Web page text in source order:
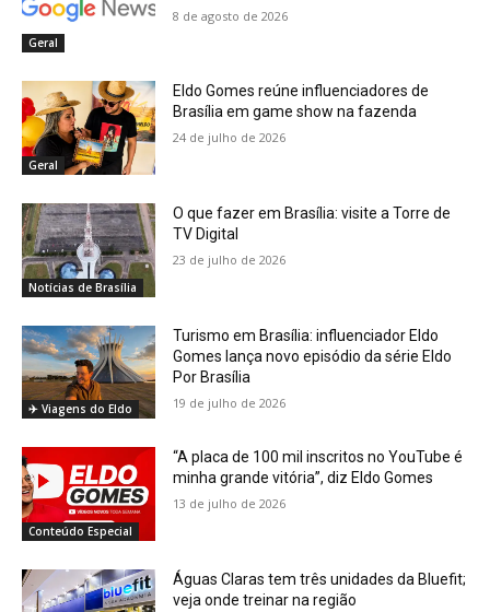
Geral
8 de agosto de 2026
Geral
Eldo Gomes reúne influenciadores de
Brasília em game show na fazenda
24 de julho de 2026
Notícias de Brasília
O que fazer em Brasília: visite a Torre de
TV Digital
23 de julho de 2026
✈️ Viagens do Eldo
Turismo em Brasília: influenciador Eldo
Gomes lança novo episódio da série Eldo
Por Brasília
19 de julho de 2026
Conteúdo Especial
“A placa de 100 mil inscritos no YouTube é
minha grande vitória”, diz Eldo Gomes
13 de julho de 2026
Águas Claras tem três unidades da Bluefit;
veja onde treinar na região